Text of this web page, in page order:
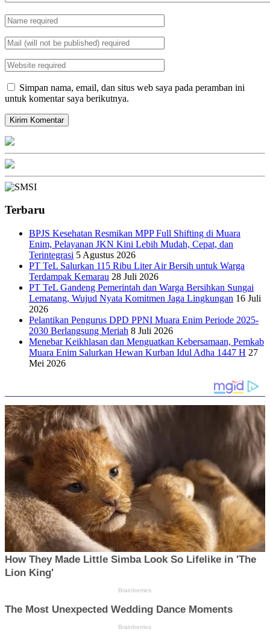
Simpan nama, email, dan situs web saya pada peramban ini
untuk komentar saya berikutnya.
Terbaru
BPJS Kesehatan Resmikan MPP Full Shifting di Muara
Enim, Pelayanan JKN Kini Lebih Mudah, Cepat, dan
Terintegrasi 5 Agustus 2026
PT TeL Salurkan 115 Ribu Liter Air Bersih untuk Warga
Terdampak Kemarau 28 Juli 2026
PT TeL Gandeng Pemerintah dan Warga Bersihkan Sungai
Lematang, Wujud Nyata Komitmen Jaga Lingkungan 16 Juli
2026
Pelantikan Pengurus DPD PPNI Muara Enim Periode 2025-
2030 Berlangsung Meriah 8 Juli 2026
Menebar Keikhlasan dan Menguatkan Kebersamaan, Pemkab
Muara Enim Salurkan Hewan Kurban Idul Adha 1447 H 27
Mei 2026